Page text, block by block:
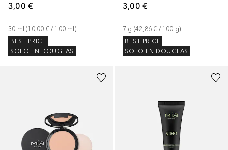
3,00 €
30 ml (10,00 € / 100 ml)
BEST PRICE
SOLO EN DOUGLAS
3,00 €
7 g (42,86 € / 100 g)
BEST PRICE
SOLO EN DOUGLAS